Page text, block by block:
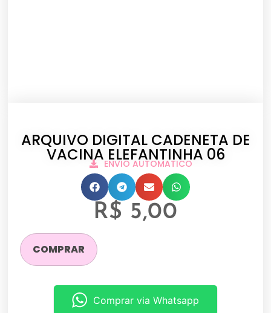
ARQUIVO DIGITAL CADENETA DE
VACINA ELEFANTINHA 06
ENVIO AUTOMATICO
R$ 5,00
COMPRAR
Comprar via Whatsapp